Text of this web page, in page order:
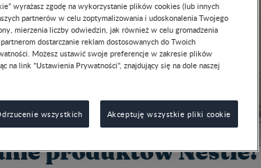
produktów Nestlé!
wyrażasz zgodę na wykorzystanie plików cookies (lub innych
partnerów w celu zoptymalizowania i udoskonalenia Twojego
mierzenia liczby odwiedzin, jak również w celu gromadzenia
dostarczanie reklam dostosowanych do Twoich
Możesz ustawić swoje preferencje w zakresie plików
link "Ustawienia Prywatności", znajdujący się na dole naszej
wszystkich Akceptuję wszystkie pliki cookie